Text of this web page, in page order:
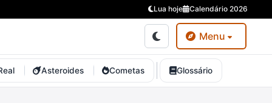
Lua hoje Calendário 2026
Menu
Asteroides Cometas Glossário